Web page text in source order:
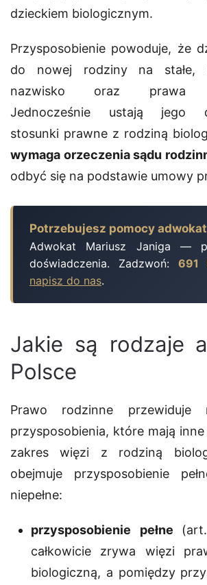
dzieckiem biologicznym.
Przysposobienie powoduje, że
do nowej rodziny na stałe,
nazwisko oraz prawa
Jednocześnie ustają jego
stosunki prawne z rodziną
wymaga orzeczenia sądu
odbyć się na podstawie umowy
Potrzebujesz pomocy
Adwokat Mariusz Janiga —
doświadczenia. Zadzwoń: 691
napisz do nas.
Jakie są rodzaje
Polsce
Prawo rodzinne przewiduje
przysposobienia, które mają
zakres więzi z rodziną
obejmuje przysposobienie
niepełne:
przysposobienie pełne
całkowicie zrywa więzi
biologiczną, a pomiędzy